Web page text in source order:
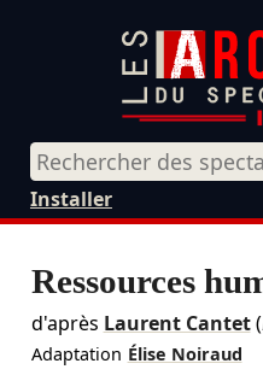
Installer
Ressources
d'après Laurent Cantet(
Adaptation Élise Noiraud